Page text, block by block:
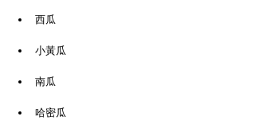
西瓜
小黃瓜
南瓜
哈密瓜